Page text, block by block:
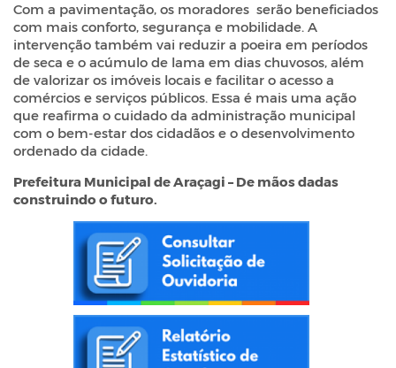
Com a pavimentação, os moradores serão beneficiados
com mais conforto, segurança e mobilidade. A
intervenção também vai reduzir a poeira em períodos
de seca e o acúmulo de lama em dias chuvosos, além
de valorizar os imóveis locais e facilitar o acesso a
comércios e serviços públicos. Essa é mais uma ação
que reafirma o cuidado da administração municipal
com o bem-estar dos cidadãos e o desenvolvimento
ordenado da cidade.
Prefeitura Municipal de Araçagi – De mãos dadas
construindo o futuro.